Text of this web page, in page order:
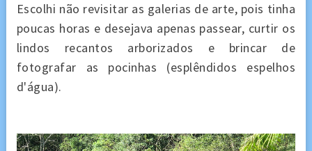
Escolhi não revisitar as galerias de arte, pois tinha
poucas horas e desejava apenas passear, curtir os
lindos recantos arborizados e brincar de
fotografar as pocinhas (esplêndidos espelhos
d'água).